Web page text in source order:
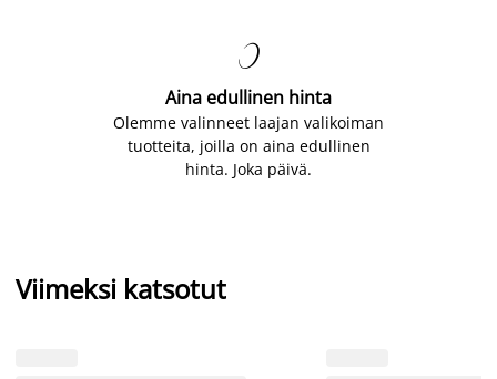

Aina edullinen hinta
Olemme valinneet laajan valikoiman
tuotteita, joilla on aina edullinen
hinta. Joka päivä.
Viimeksi katsotut